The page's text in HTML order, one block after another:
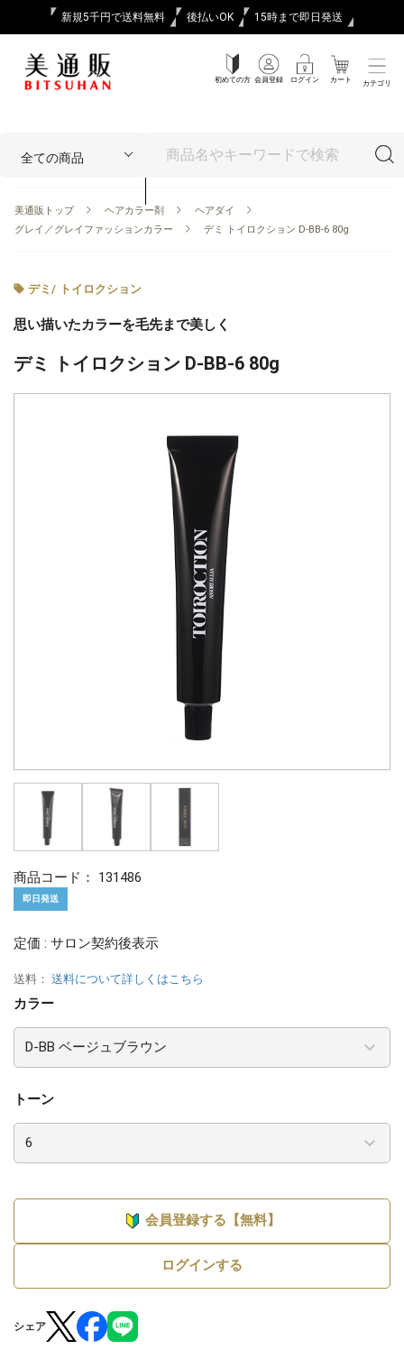
新規5千円で送料無料 後払いOK 15時まで即日発送
初めての方 会員登録 ログイン カート カテゴリ
美通販トップ ヘアカラー剤
ヘアダイ
グレイ／グレイファッションカラー
デミ トイロクション D-BB-6 80g
デミ / トイロクション
思い描いたカラーを毛先まで美しく
デミ トイロクション D-BB-6 80g
商品コード： 131486
即日発送
定価 : サロン契約後表示
送料： 送料について詳しくはこちら
カラー
トーン
会員登録する【無料】
ログインする
シェア